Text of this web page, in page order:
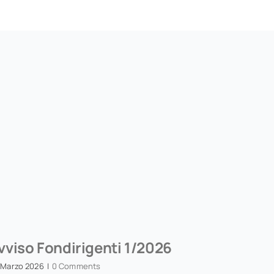
Fondirigenti 1/2026
2026 | 0 Comments